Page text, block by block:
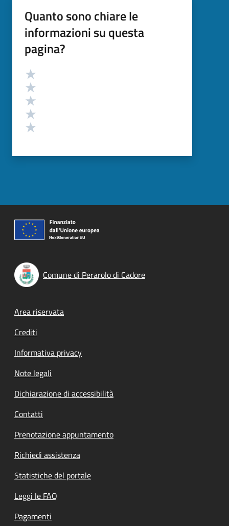
Quanto sono chiare le
informazioni su questa
pagina?
Valutazione
Comune di Perarolo di Cadore
Footer menu
Area riservata
Crediti
Informativa privacy
Note legali
Dichiarazione di accessibilità
Contatti
Prenotazione appuntamento
Richiedi assistenza
Statistiche del portale
Leggi le FAQ
Pagamenti